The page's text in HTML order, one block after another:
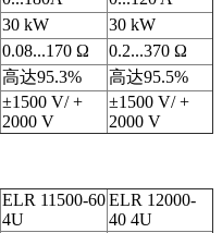
30 kW
30 kW
0.08...170 Ω
0.2...370 Ω
高达95.3%
高达95.5%
±1500 V/ +
2000 V
±1500 V/ +
2000 V
ELR 11500-60
4U
ELR 12000-
40 4U